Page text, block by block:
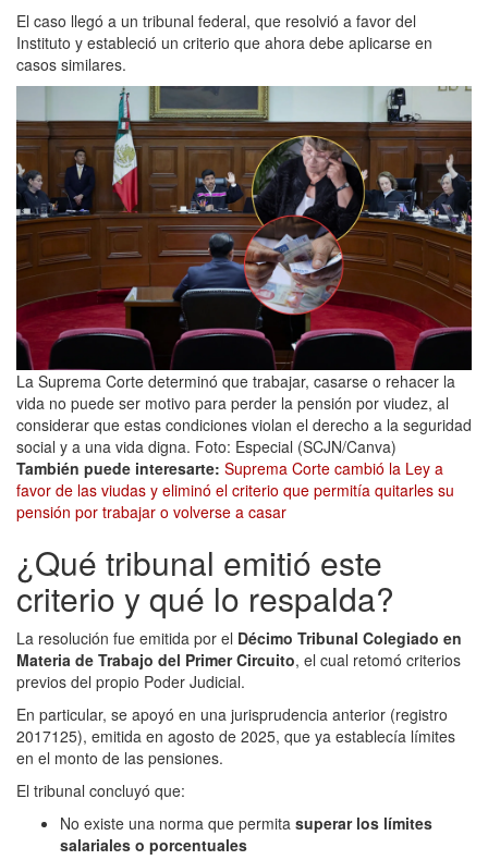
El caso llegó a un tribunal federal, que resolvió a favor del
Instituto y estableció un criterio que ahora debe aplicarse en
casos similares.
La Suprema Corte determinó que trabajar, casarse o rehacer la
vida no puede ser motivo para perder la pensión por viudez, al
considerar que estas condiciones violan el derecho a la seguridad
social y a una vida digna. Foto: Especial (SCJN/Canva)
También puede interesarte: Suprema Corte cambió la Ley a
favor de las viudas y eliminó el criterio que permitía quitarles su
pensión por trabajar o volverse a casar
¿Qué tribunal emitió este
criterio y qué lo respalda?
La resolución fue emitida por el Décimo Tribunal Colegiado en
Materia de Trabajo del Primer Circuito, el cual retomó criterios
previos del propio Poder Judicial.
En particular, se apoyó en una jurisprudencia anterior (registro
2017125), emitida en agosto de 2025, que ya establecía límites
en el monto de las pensiones.
El tribunal concluyó que:
No existe una norma que permita superar los límites
salariales o porcentuales